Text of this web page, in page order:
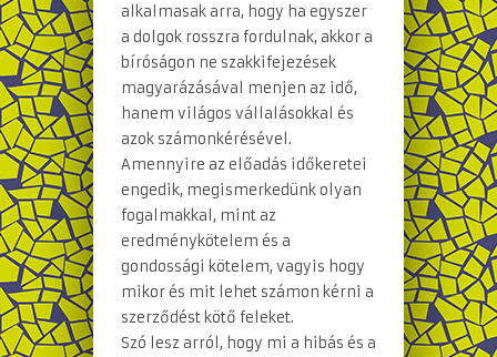
alkalmasak arra, hogy ha egyszer
a dolgok rosszra fordulnak, akkor a
bíróságon ne szakkifejezések
magyarázásával menjen az idő,
hanem világos vállalásokkal és
azok számonkérésével.
Amennyire az előadás időkeretei
engedik, megismerkedünk olyan
fogalmakkal, mint az
eredménykötelem és a
gondossági kötelem, vagyis hogy
mikor és mit lehet számon kérni a
szerződést kötő feleket.
Szó lesz arról, hogy mi a hibás és a